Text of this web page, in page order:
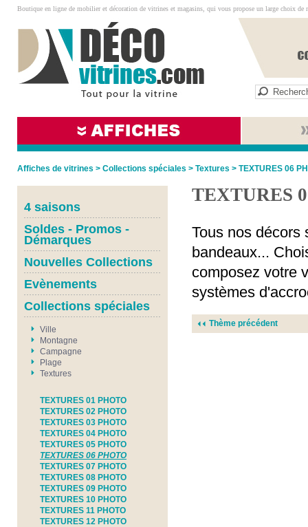
Boutique en ligne de mobilier et décoration de vitrines et magasins, qui vous propose un large choix de
Affiches de vitrines > Collections spéciales > Textures > TEXTURES 06
4 saisons
Soldes - Promos -
Démarques
Nouvelles Collections
Evènements
Collections spéciales
Ville
Montagne
Campagne
Plage
Textures
TEXTURES 01 PHOTO
TEXTURES 02 PHOTO
TEXTURES 03 PHOTO
TEXTURES 04 PHOTO
TEXTURES 05 PHOTO
TEXTURES 06 PHOTO
TEXTURES 07 PHOTO
TEXTURES 08 PHOTO
TEXTURES 09 PHOTO
TEXTURES 10 PHOTO
TEXTURES 11 PHOTO
TEXTURES 12 PHOTO
TEXTURES
Tous nos décors
bandeaux...
composez votre
systèmes
Thème précédent